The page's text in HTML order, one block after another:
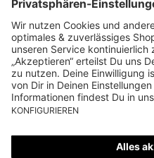
vorausgesetzt, alle Preise inkl.
Ratenkäufen kann die letzte
Anzahl der Raten und
Zahlungsmethoden kann
namentlich genannt oder
der Website angebotenen
befürwortet. Lieferungen sind